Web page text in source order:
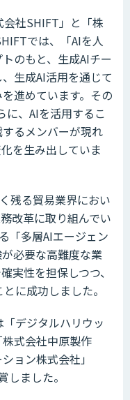
社SHIFT」と「株
では、「AIを人
のもと、生成AIチー
生成AI活用を通じて
進めています。その
に、AIを活用するこ
るメンバーが現れ
を生み出していま
残る貿易業界におい
改革に取り組んでい
「多層AIエージェン
必要な高難度な業
実性を担保しつつ、
に成功しました。
デジタルハリウッ
式会社中原製作
ョン株式会社」
しました。